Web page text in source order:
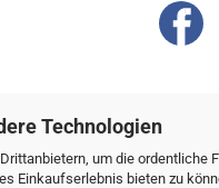
Technologien
um die
Einkaufserlebnis bieten zu